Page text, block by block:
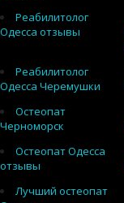
Реабилитолог
Одесса отзывы
Реабилитолог
Одесса Черемушки
Остеопат
Черноморск
Остеопат Одесса
отзывы
Лучший остеопат